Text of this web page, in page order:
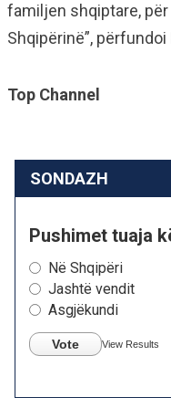
familjen shqiptare,
Shqipërinë”, përfundoi
Top Channel
SONDAZH
Pushimet tuaja
Në Shqipëri
Jashtë vendit
Asgjëkundi
Vote View Results